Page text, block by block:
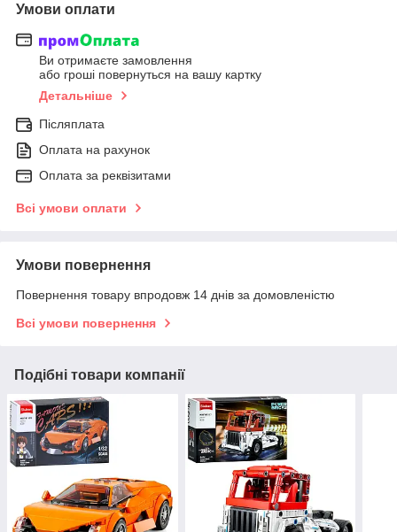
Умови оплати
Ви отримаєте замовлення
або гроші повернуться на вашу картку
Детальніше
Післяплата
Оплата на рахунок
Оплата за реквізитами
Всі умови оплати
Умови повернення
Повернення товару впродовж 14 днів за домовленістю
Всі умови повернення
Подібні товари компанії